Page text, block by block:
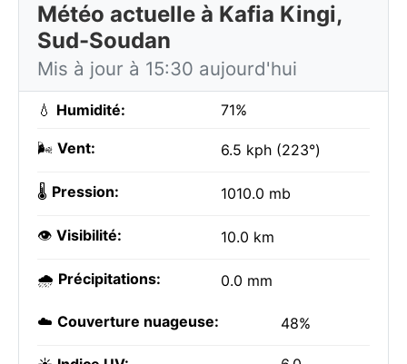
Météo actuelle à Kafia Kingi,
Sud-Soudan
Mis à jour à 15:30 aujourd'hui
💧 Humidité: 71%
🌬️ Vent: 6.5 kph (223°)
🌡️ Pression: 1010.0 mb
👁️ Visibilité: 10.0 km
🌧️ Précipitations: 0.0 mm
☁️ Couverture nuageuse: 48%